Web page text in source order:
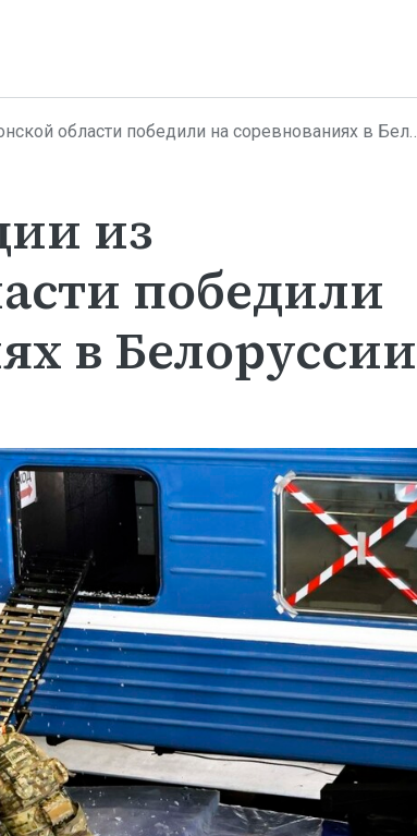
области победили на соревнованиях в Белоруссии
из
победили
в Белоруссии